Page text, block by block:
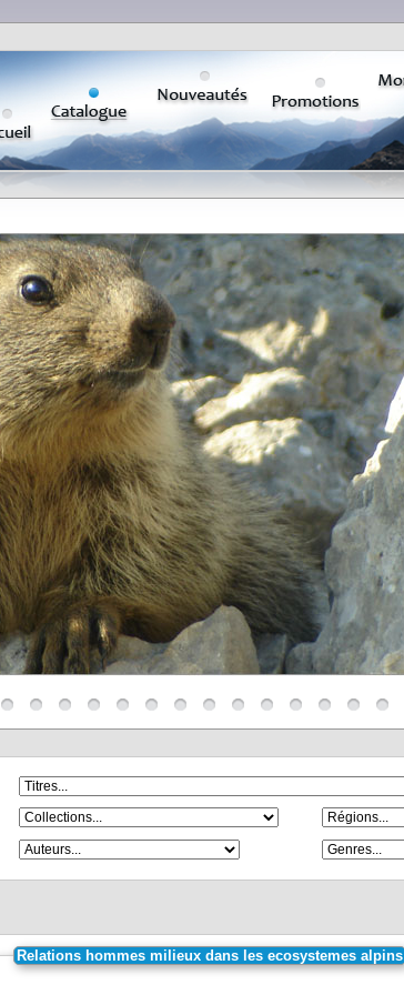
Relations hommes milieux dans les ecosystemes alpins